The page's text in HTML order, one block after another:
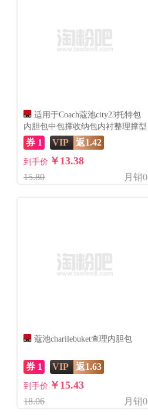
适用于Coach蔻池city23托特包
内胆包中包撑收纳包内衬整理撑型
券 1 VIP 返1.42
到手价 ￥13.38
15.80 月销0
蔻池charilebuket查理内胆包
券 1 VIP 返1.63
到手价 ￥15.43
18.06 月销0